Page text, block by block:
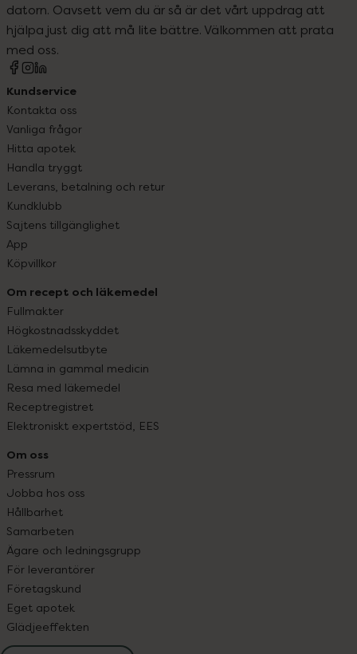
datorn. Oavsett vem du är så är det vårt uppdrag att
hjälpa just dig att må lite bättre. Välkommen att prata
med oss.
Kundservice
Kontakta oss
Vanliga frågor
Hitta apotek
Handla tryggt
Leverans, betalning och retur
Kundklubb
Sajtens tillgänglighet
App
Köpvillkor
Om recept och läkemedel
Fullmakter
Högkostnadsskyddet
Läkemedelsutbyte
Lämna in gammal medicin
Resa med läkemedel
Receptregistret
Elektroniskt expertstöd, EES
Om oss
Pressrum
Jobba hos oss
Hållbarhet
Samarbeten
Ägare och ledningsgrupp
För leverantörer
Företagskund
Eget apotek
Glädjeeffekten